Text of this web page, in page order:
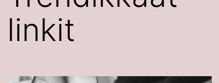
linkit